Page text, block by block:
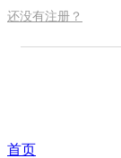
还没有注册？
首页